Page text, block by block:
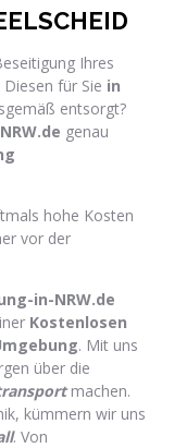
Ihres
für Sie in
entsorgt?
genau
hohe Kosten
vor der
in-NRW.de
Kostenlosen
. Mit uns
über die
machen.
kümmern wir uns
. Von